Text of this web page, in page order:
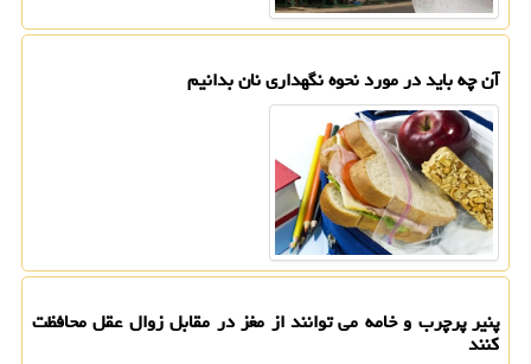
آن چه باید در مورد نحوه نگهداری نان بدانیم
پنیر پرچرب و خامه می توانند از مغز در مقابل زوال عقل محافظت
کنند